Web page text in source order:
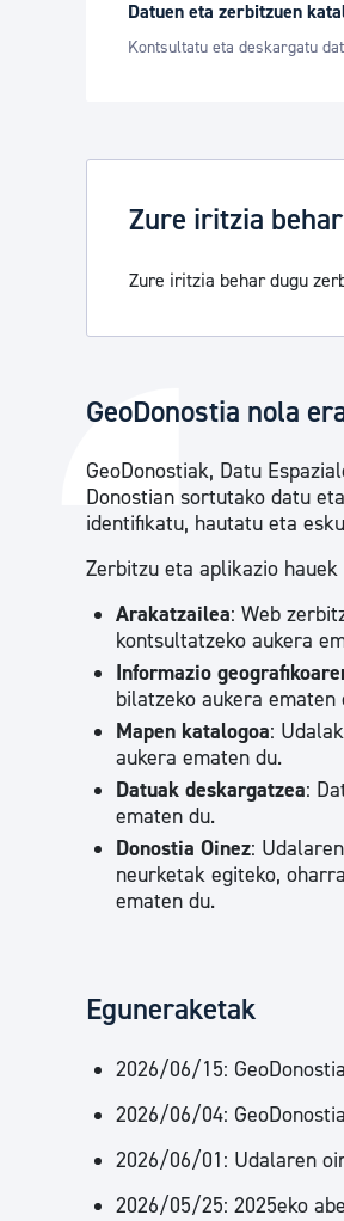
Datuen eta zerbitzuen
Kontsultatu eta deskargatu
Zure iritzia
Zure iritzia behar dugu
GeoDonostia nola
GeoDonostiak, Datu
Donostian sortutako datu
identifikatu, hautatu eta
Zerbitzu eta aplikazio
Arakatzailea: Web
kontsultatzeko aukera
Informazio
bilatzeko aukera ematen
Mapen katalogoa:
aukera ematen du.
Datuak deskargatzea:
ematen du.
Donostia Oinez:
neurketak egiteko,
ematen du.
Eguneraketak
2026/06/15:
2026/06/04:
2026/06/01: Udalaren
2026/05/25: 2025eko